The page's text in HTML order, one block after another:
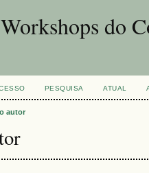
do
PESQUISA ATUAL
autor